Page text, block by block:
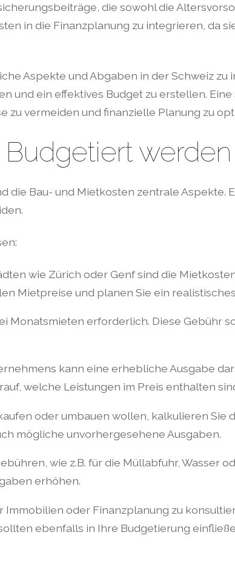
die sowohl die
in die Finanzplanung zu integrieren, da
Aspekte und Abgaben in der Schweiz zu
und ein effektives Budget zu erstellen.
vermeiden und finanzielle Planung zu
die Bau- und Mietkosten zentrale Aspekte.
wie Zürich oder Genf sind die
Mietpreise und planen Sie ein
Monatsmieten erforderlich. Diese Gebühr
kann eine erhebliche Ausgabe
welche Leistungen im Preis enthalten
oder umbauen wollen, kalkulieren Sie
mögliche unvorhergesehene Ausgaben.
wie z.B. für die Müllabfuhr, Wasser
erhöhen.
Immobilien oder Finanzplanung zu
ebenfalls in Ihre Budgetierung